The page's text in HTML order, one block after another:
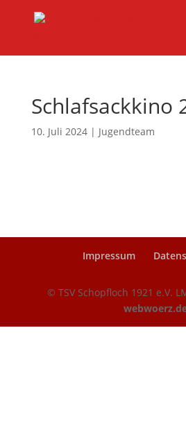
Schlafsackkino
10. Juli 2024| Jugendteam
Impressum
© TSV Schopfloch 1921 e.V.